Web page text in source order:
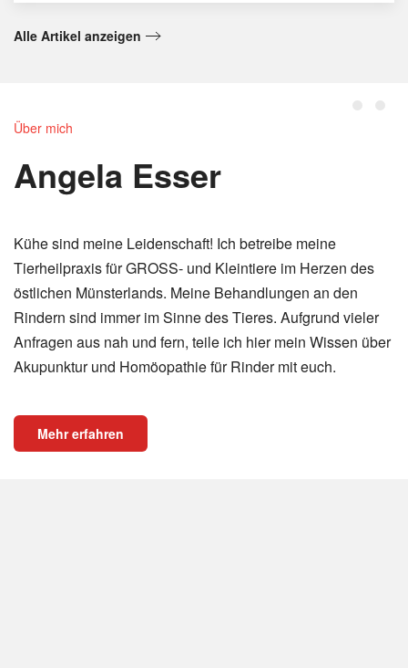
Alle Artikel anzeigen
Über mich
Angela Esser
Kühe sind meine Leidenschaft! Ich betreibe meine
Tierheilpraxis für GROSS- und Kleintiere im Herzen des
östlichen Münsterlands. Meine Behandlungen an den
Rindern sind immer im Sinne des Tieres. Aufgrund vieler
Anfragen aus nah und fern, teile ich hier mein Wissen über
Akupunktur und Homöopathie für Rinder mit euch.
Mehr erfahren